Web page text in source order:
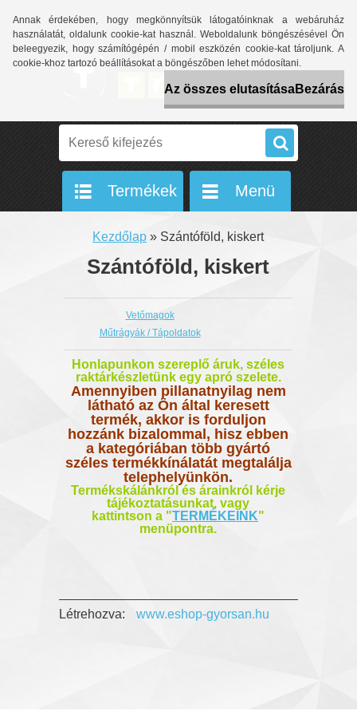
Annak érdekében, hogy megkönnyítsük látogatóinknak a webáruház
használatát, oldalunk cookie-kat használ. Weboldalunk böngészésével Ön
beleegyezik, hogy számítógépén / mobil eszközén cookie-kat tároljunk. A
cookie-khoz tartozó beállításokat a böngészőben lehet módosítani.
Az összes elutasításaBezárás
Termékek Menü
Kezdőlap » Szántóföld, kiskert
Szántóföld, kiskert
Vetőmagok
Műtrágyák / Tápoldatok
Honlapunkon szereplő áruk, széles
raktárkészletünk egy apró szelete.
Amennyiben pillanatnyilag nem
látható az Ön által keresett
termék, akkor is forduljon
hozzánk bizalommal, hisz ebben
a kategóriában több gyártó
széles termékkínálatát megtalálja
telephelyünkön.
Termékskálánkról és árainkról kérje
tájékoztatásunkat, vagy
kattintson a "TERMÉKEINK"
menüpontra.
Létrehozva: www.eshop-gyorsan.hu